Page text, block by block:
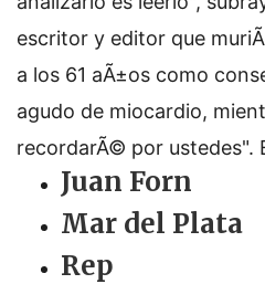
escritor y editor que
a los 61 aÃ±os como
agudo de miocardio,
recordarÃ© por ustedes".
Juan Forn
Mar del Plata
Rep